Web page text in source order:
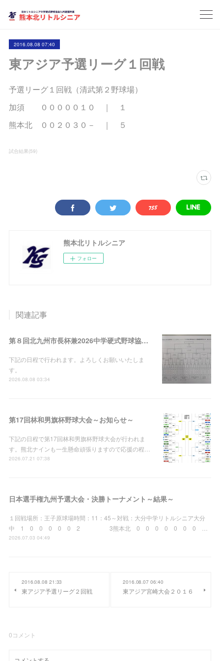
2016.08.08 07:40
東アジア予選リーグ１回戦
予選リーグ１回戦（清武第２野球場）
加須 ０００００１０ ｜ １
熊本北 ００２０３０－ ｜ ５
試合結果(59)
熊本北リトルシニア
フォロー
関連記事
第８回北九州市長杯兼2026中学硬式野球協会九州連盟夏季野球大会
下記の日程で行われます。よろしくお願いいたしま
す。
2026.08.08 03:34
第17回林和男旗杯野球大会～お知らせ～
下記の日程で第17回林和男旗杯野球大会が行われま
す。熊北ナインも一生懸命頑張りますので応援の程…
2026.07.21 07:38
日本選手権九州予選大会・決勝トーナメント～結果～
１回戦場所：王子原球場時間：11：45～対戦：大分中学リトルシニア大分
中 1 0 0 0 0 0 2 3熊本北 0 0 0 0 0 0 0 …
2026.07.03 04:49
2016.08.08 21:33
東アジア予選リーグ２回戦
2016.08.07 06:40
東アジア宮崎大会２０１６
0コメント